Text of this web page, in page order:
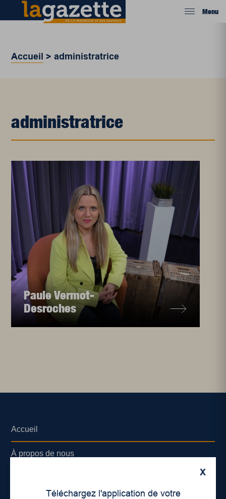
Menu
Accueil >administratrice
administratrice
Paule Vermot-
Desroches
X
Téléchargez l'application de votre
Accueil
À propos de nous